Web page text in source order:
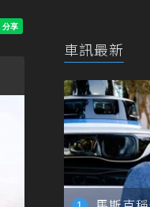
車訊最新